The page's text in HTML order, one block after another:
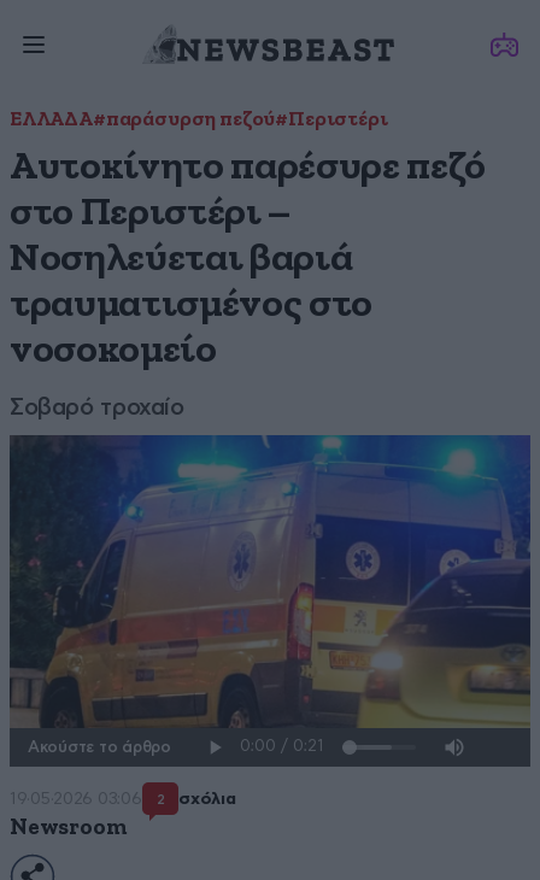
ΕΛΛΑΔΑ#παράσυρση πεζού#Περιστέρι
Αυτοκίνητο παρέσυρε πεζό
στο Περιστέρι –
Νοσηλεύεται βαριά
τραυματισμένος στο
νοσοκομείο
Σοβαρό τροχαίο
Ακούστε το άρθρο
19·05·2026 03:06 2 σχόλια
Newsroom